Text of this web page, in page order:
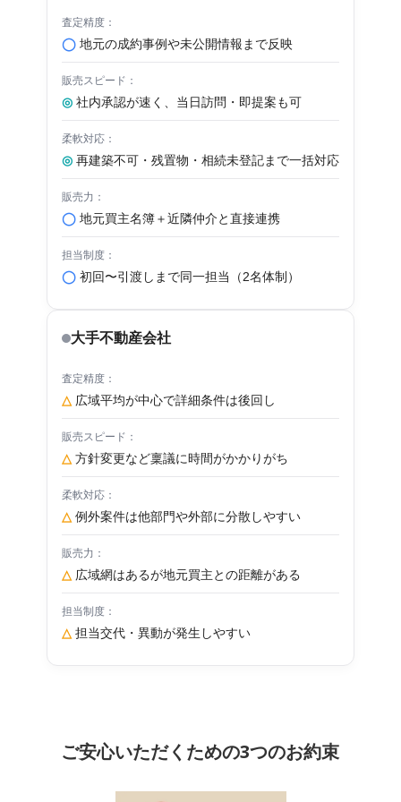
◯ 地元の成約事例や未公開情報まで反映
◎ 社内承認が速く、当日訪問・即提案も可
◎ 再建築不可・残置物・相続未登記まで一括対応
◯ 地元買主名簿＋近隣仲介と直接連携
◯ 初回〜引渡しまで同一担当（2名体制）
大手不動産会社
△ 広域平均が中心で詳細条件は後回し
△ 方針変更など稟議に時間がかかりがち
△ 例外案件は他部門や外部に分散しやすい
△ 広域網はあるが地元買主との距離がある
△ 担当交代・異動が発生しやすい
ご安心いただくための3つのお約束